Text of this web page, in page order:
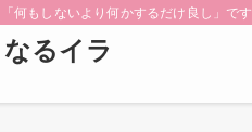
何もしないより何かするだけ良し」です
るイラ